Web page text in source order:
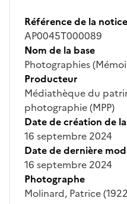
Référence de la notice
AP0045T000089
Nom de la base
Photographies
Producteur
Médiathèque du
photographie (MPP)
Date de création de
16 septembre 2024
Date de dernière
16 septembre 2024
Photographe
Molinard, Patrice